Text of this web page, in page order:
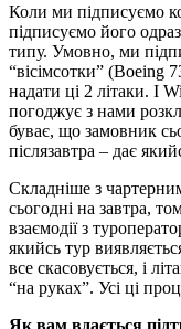
Коли ми підписуємо
підписуємо його
типу. Умовно, ми
“вісімсотки”
надати ці 2 літаки. І
погоджує з нами
буває, що замовник
післязавтра – дає
Складніше з
сьогодні на завтра,
взаємодії з
якийсь тур
все скасовується, і
“на руках”. Усі ці
Як вам вдається